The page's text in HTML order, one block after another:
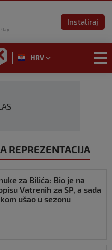
Instaliraj
HRV
REPREZENTACIJA
za Bilića: Bio je na
Vatrenih za SP, a sada
ušao u sezonu